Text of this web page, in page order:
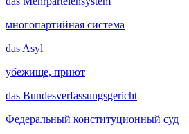
многопартийная система
das Asyl
убежище, приют
das Bundesverfassungsgericht
Федеральный конституционный суд